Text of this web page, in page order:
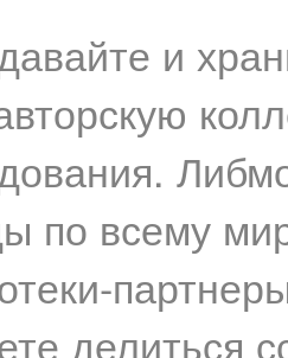
и
по всему
делиться